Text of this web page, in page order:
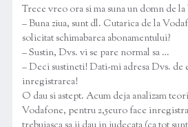
Trece vreo ora si ma suna un domn de
– Buna ziua, sunt dl. Cutarica de la
solicitat schimabarea abonamentului?
– Sustin, Dvs. vi se pare normal sa …
– Deci sustineti! Dati-mi adresa Dvs. de
inregistrarea!
O dau si astept. Acum deja analizam
Vodafone, pentru 2,5euro face